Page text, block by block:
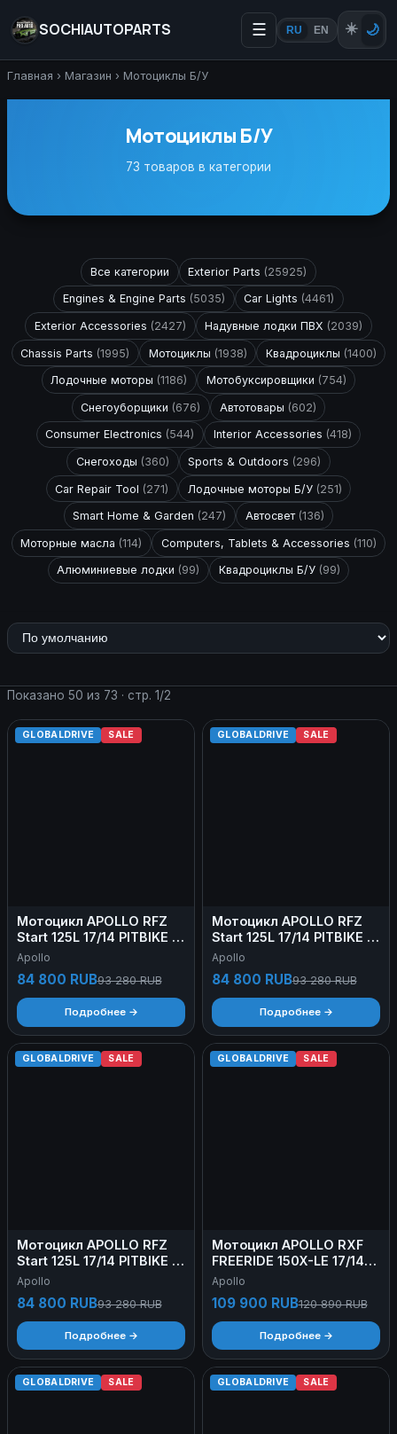
SOCHIAUTOPARTS ☰ RU EN ☀️ 🌙
Главная › Магазин › Мотоциклы Б/У
Мотоциклы Б/У
73 товаров в категории
Все категории Exterior Parts (25925)
Engines & Engine Parts (5035) Car Lights (4461)
Exterior Accessories (2427) Надувные лодки ПВХ (2039)
Chassis Parts (1995) Мотоциклы (1938) Квадроциклы (1400)
Лодочные моторы (1186) Мотобуксировщики (754)
Снегоуборщики (676) Автотовары (602)
Consumer Electronics (544) Interior Accessories (418)
Снегоходы (360) Sports & Outdoors (296)
Car Repair Tool (271) Лодочные моторы Б/У (251)
Smart Home & Garden (247) Автосвет (136)
Моторные масла (114) Computers, Tablets & Accessories (110)
Алюминиевые лодки (99) Квадроциклы Б/У (99)
Показано 50 из 73 · стр. 1/2
GLOBALDRIVE SALE
Мотоцикл APOLLO RFZ
Start 125L 17/14 PITBIKE Б/
У
Apollo
84 800 RUB93 280 RUB
Подробнее →
GLOBALDRIVE SALE
Мотоцикл APOLLO RFZ
Start 125L 17/14 PITBIKE Б/
У
Apollo
84 800 RUB93 280 RUB
Подробнее →
GLOBALDRIVE SALE
Мотоцикл APOLLO RFZ
Start 125L 17/14 PITBIKE Б/
У
Apollo
84 800 RUB93 280 RUB
Подробнее →
GLOBALDRIVE SALE
Мотоцикл APOLLO RXF
FREERIDE 150X-LE 17/14
PITBIKE Б/У
Apollo
109 900 RUB120 890 RUB
Подробнее →
GLOBALDRIVE SALE GLOBALDRIVE SALE